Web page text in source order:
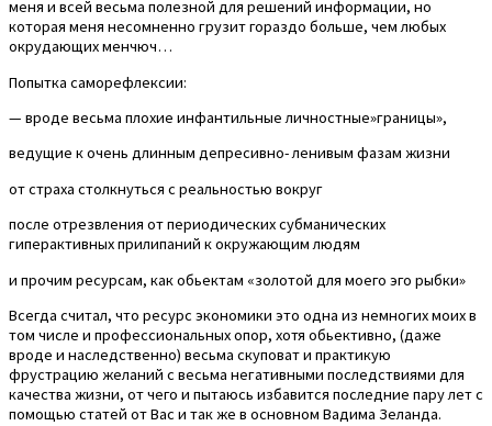
меня и всей весьма полезной для решений информации, но
которая меня несомненно грузит гораздо больше, чем любых
окрудающих менчюч…
Попытка саморефлексии:
— вроде весьма плохие инфантильные личностные»границы»,
ведущие к очень длинным депресивно- ленивым фазам жизни
от страха столкнуться с реальностью вокруг
после отрезвления от периодических субманических
гиперактивных прилипаний к окружающим людям
и прочим ресурсам, как обьектам «золотой для моего эго рыбки»
Всегда считал, что ресурс экономики это одна из немногих моих в
том числе и профессиональных опор, хотя обьективно, (даже
вроде и наследственно) весьма скуповат и практикую
фрустрацию желаний с весьма негативными последствиями для
качества жизни, от чего и пытаюсь избавится последние пару лет с
помощью статей от Вас и так же в основном Вадима Зеланда.